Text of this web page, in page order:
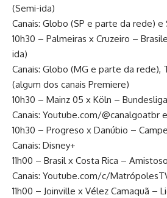
(Semi-ida)
Canais: Globo (SP e parte da rede)
10h30 – Palmeiras x Cruzeiro –
ida)
Canais: Globo (MG e parte da rede),
(algum dos canais Premiere)
10h30 – Mainz 05 x Köln – Bundesliga
Canais: Youtube.com/@canalgoatbr
10h30 – Progreso x Danúbio –
Canais: Disney+
11h00 – Brasil x Costa Rica –
Canais: Youtube.com/c/
11h00 – Joinville x Vélez Camaquã –